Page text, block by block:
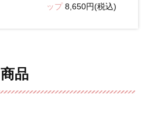
ップ8,650円(税込)
品